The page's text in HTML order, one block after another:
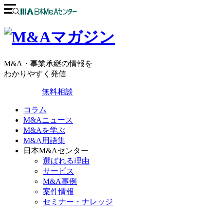
M&A・事業承継の情報を
わかりやすく発信
無料相談
コラム
M&Aニュース
M&Aを学ぶ
M&A用語集
日本M&Aセンター
選ばれる理由
サービス
M&A事例
案件情報
セミナー・ナレッジ